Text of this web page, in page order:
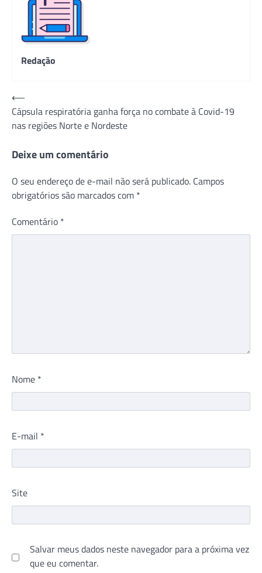
Redação
Navegação
de
Post
⟵
Cápsula respiratória ganha força no combate à Covid-19
nas regiões Norte e Nordeste
Deixe um comentário
O seu endereço de e-mail não será publicado. Campos
obrigatórios são marcados com *
Comentário *
Nome *
E-mail *
Site
Salvar meus dados neste navegador para a próxima vez
que eu comentar.